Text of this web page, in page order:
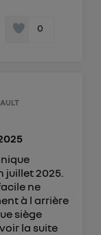
0
juillet 2025.
ne
à l arrière
siège
voir la suite